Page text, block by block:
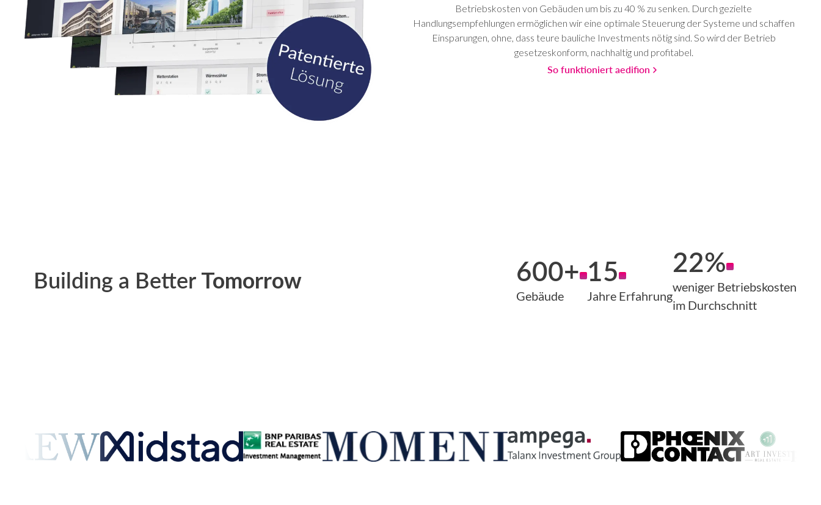
Betriebskosten von Gebäuden um bis zu 40 % zu senken. Durch gezielte
Handlungsempfehlungen ermöglichen wir eine optimale Steuerung der Systeme und schaffen
Einsparungen, ohne, dass teure bauliche Investments nötig sind. So wird der Betrieb
gesetzeskonform, nachhaltig und profitabel.
So funktioniert aedifion
Building a Better Tomorrow 600+
Gebäude
15
Jahre Erfahrung
22%
weniger Betriebskosten
im Durchschnitt